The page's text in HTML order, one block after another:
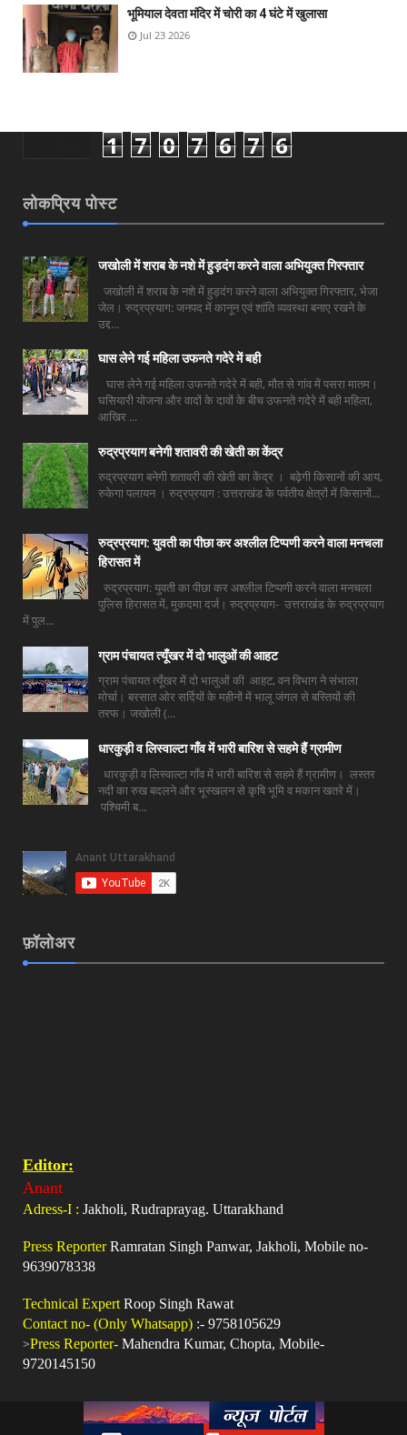
भूमियाल देवता मंदिर में चोरी का 4 घंटे में खुलासा
Jul 23 2026
1 7 0 7 6 7 6
लोकप्रिय पोस्ट
जखोली में शराब के नशे में हुड़दंग करने वाला अभियुक्त गिरफ्तार
जखोली में शराब के नशे में हुड़दंग करने वाला अभियुक्त गिरफ्तार, भेजा
जेल। रुद्रप्रयाग: जनपद में कानून एवं शांति व्यवस्था बनाए रखने के
उद्द...
घास लेने गई महिला उफनते गदेरे में बही
घास लेने गई महिला उफनते गदेरे में बही, मौत से गांव में पसरा मातम।
घसियारी योजना और वादों के दावों के बीच उफनते गदेरे में बही महिला,
आखिर ...
रुद्रप्रयाग बनेगी शतावरी की खेती का केंद्र
रुद्रप्रयाग बनेगी शतावरी की खेती का केंद्र । बढ़ेगी किसानों की आय,
रुकेगा पलायन । रुद्रप्रयाग : उत्तराखंड के पर्वतीय क्षेत्रों में किसानों...
रुद्रप्रयाग: युवती का पीछा कर अश्लील टिप्पणी करने वाला मनचला
हिरासत में
रुद्रप्रयाग: युवती का पीछा कर अश्लील टिप्पणी करने वाला मनचला
पुलिस हिरासत में, मुकदमा दर्ज। रुद्रप्रयाग- उत्तराखंड के रुद्रप्रयाग
में पुल...
ग्राम पंचायत त्यूँखर में दो भालुओं की आहट
ग्राम पंचायत त्यूँखर में दो भालुओं की आहट, वन विभाग ने संभाला
मोर्चा। बरसात ओर सर्दियों के महीनों में भालू जंगल से बस्तियों की
तरफ। जखोली (...
धारकुड़ी व लिस्वाल्टा गाँव में भारी बारिश से सहमे हैं ग्रामीण
धारकुड़ी व लिस्वाल्टा गाँव में भारी बारिश से सहमे हैं ग्रामीण। लस्तर
नदी का रुख बदलने और भूस्खलन से कृषि भूमि व मकान खतरे में।
पश्चिमी ब...
फ़ॉलोअर
Editor:
Anant
Adress-I : Jakholi, Rudraprayag. Uttarakhand
Press ReporterRamratan Singh Panwar, Jakholi, Mobile no-
9639078338
Technical Expert Roop Singh Rawat
Contact no- (Only Whatsapp) :- 9758105629
>Press Reporter- Mahendra Kumar, Chopta, Mobile-
9720145150